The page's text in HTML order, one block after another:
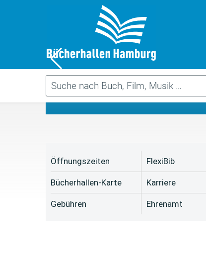
Öffnungszeiten
Bücherhallen-Karte
Gebühren
FlexiBib
Karriere
Ehrenamt